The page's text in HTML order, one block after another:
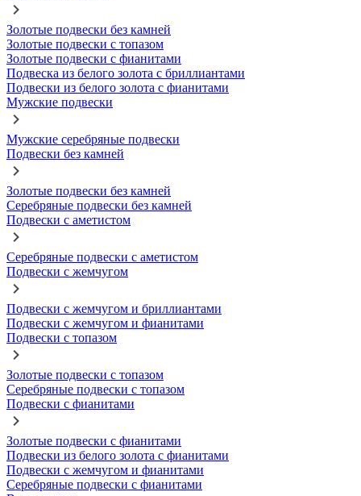
Золотые подвески без камней
Золотые подвески с топазом
Золотые подвески с фианитами
Подвеска из белого золота с бриллиантами
Подвески из белого золота с фианитами
Мужские подвески
Мужские серебряные подвески
Подвески без камней
Золотые подвески без камней
Серебряные подвески без камней
Подвески с аметистом
Серебряные подвески с аметистом
Подвески с жемчугом
Подвески с жемчугом и бриллиантами
Подвески с жемчугом и фианитами
Подвески с топазом
Золотые подвески с топазом
Серебряные подвески с топазом
Подвески с фианитами
Золотые подвески с фианитами
Подвески из белого золота с фианитами
Подвески с жемчугом и фианитами
Серебряные подвески с фианитами